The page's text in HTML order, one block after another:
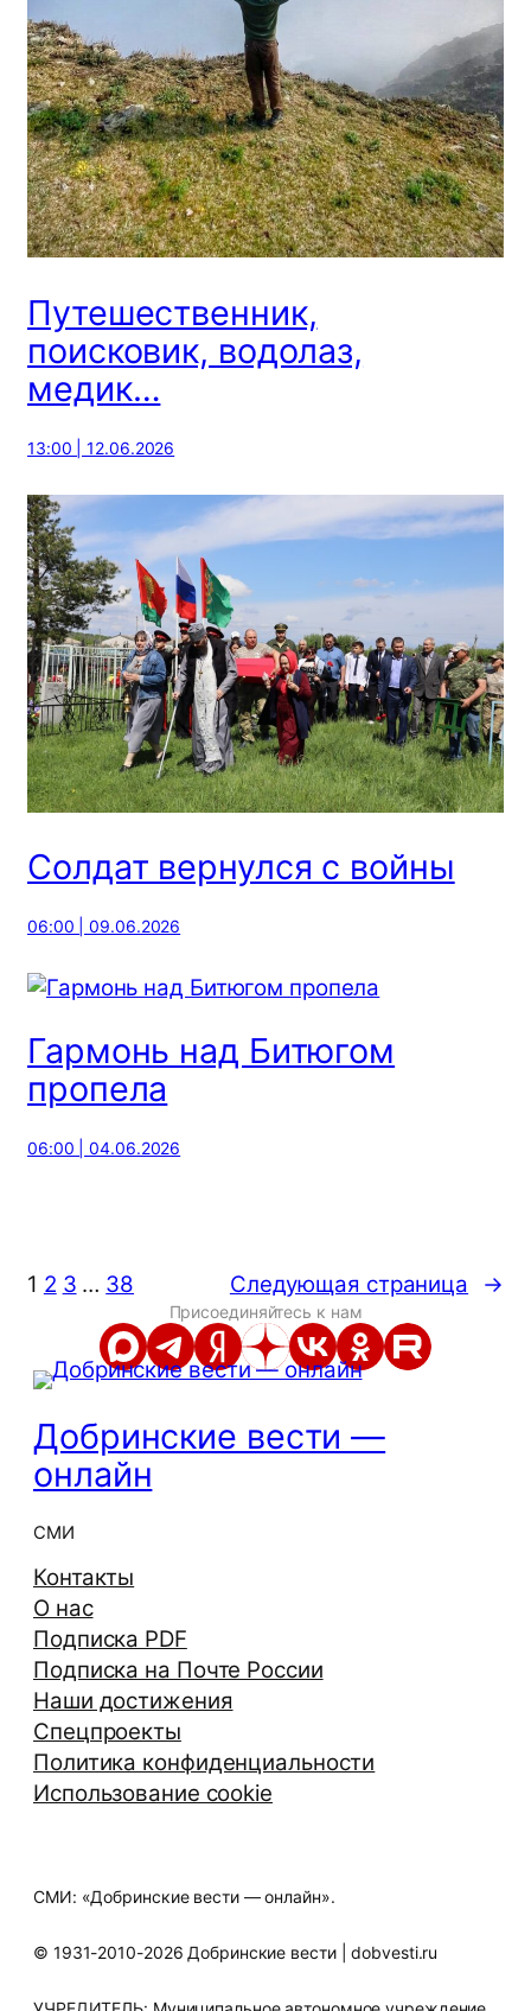
Путешественник,
поисковик, водолаз,
медик…
13:00 | 12.06.2026
Солдат вернулся с войны
06:00 | 09.06.2026
Гармонь над Битюгом
пропела
06:00 | 04.06.2026
1 2 3 … 38 Следующая страница →
Присоединяйтесь к нам
Добринские вести —
онлайн
СМИ
Контакты
О нас
Подписка PDF
Подписка на Почте России
Наши достижения
Спецпроекты
Политика конфиденциальности
Использование cookie
СМИ: «Добринские вести — онлайн».
© 1931-2010-2026 Добринские вести | dobvesti.ru